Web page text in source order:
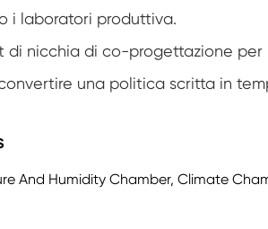
i laboratori produttiva.
di nicchia di co-progettazione per
una politica scritta in
And Humidity Chamber, Climate